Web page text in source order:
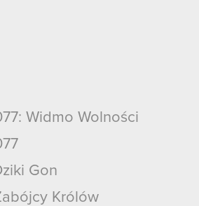
Widmo Wolności
Gon
Królów